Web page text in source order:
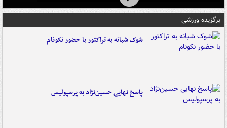
برگزیده ورزشی
شوک شبانه به تراکتور با حضور نکونام
پاسخ نهایی حسین‌نژاد به پرسپولیس